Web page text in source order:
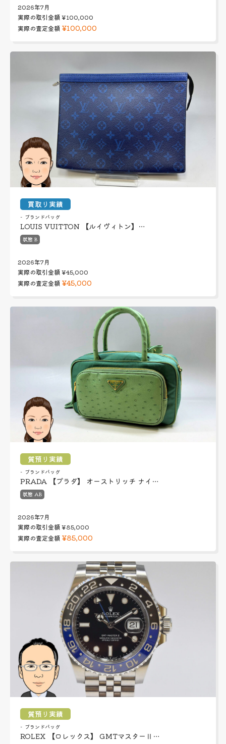
2026年7月
実際の取引金額¥100,000
実際の査定金額 ¥100,000
買取り実績
ブランドバッグ
LOUIS VUITTON 【ルイヴィトン】…
状態 B
2026年7月
実際の取引金額¥45,000
実際の査定金額 ¥45,000
質預り実績
ブランドバッグ
PRADA 【プラダ】 オーストリッチ ナイ…
状態 AB
2026年7月
実際の取引金額¥85,000
実際の査定金額 ¥85,000
質預り実績
ブランドバッグ
ROLEX 【ロレックス】 GMTマスターⅡ…